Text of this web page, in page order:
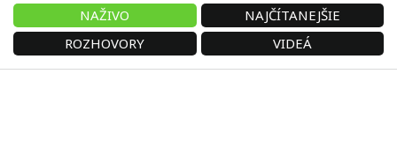
NAŽIVO
NAJČÍTANEJŠIE
ROZHOVORY
VIDEÁ